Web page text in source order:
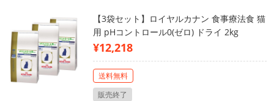
【3袋セット】ロイヤルカナン 食事療法食 猫
用 pHコントロール0(ゼロ) ドライ 2kg
¥12,218
送料無料
販売終了